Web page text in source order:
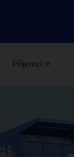
Příjemci